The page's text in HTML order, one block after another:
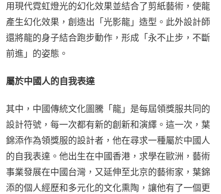
用現代霓虹燈光的幻化效果並結合了剪紙藝術，使龍
產生幻化效果，創造出「光影龍」造型。此外設計師
還將龍的身子結合跑步動作，形成「永不止步，不斷
前進」的姿態。
屬於中國人的自我表達
其中，中國傳統文化圖騰「龍」是每屆領獎服共同的
設計符號，每一次都有新的創新和演繹。這一次，葉
錦添作為領獎服的設計者，他在尋求一種屬於中國人
的自我表達。他出生在中國香港，求學在歐洲，藝術
事業發展在中國台灣，又延伸至北京的藝術家，葉錦
添的個人經歷和多元化的文化熏陶，讓他有了一個更